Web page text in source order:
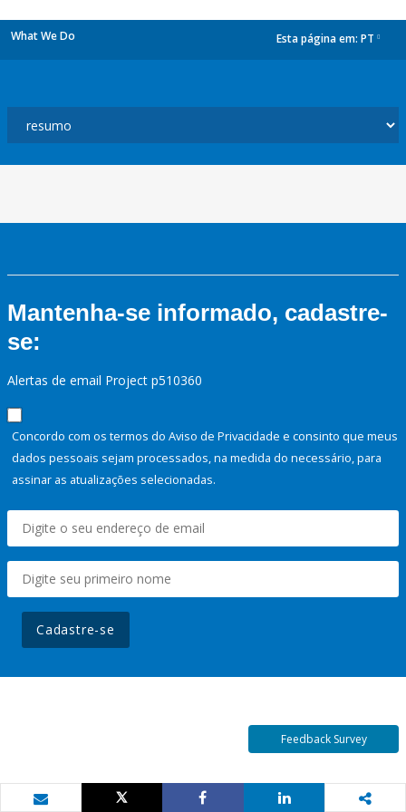
What We Do Esta página em: PT
Mantenha-se informado, cadastre-
se:
Alertas de email Project p510360
Concordo com os termos do Aviso de Privacidade e consinto que meus
dados pessoais sejam processados, na medida do necessário, para
assinar as atualizações selecionadas.
Cadastre-se
Feedback Survey